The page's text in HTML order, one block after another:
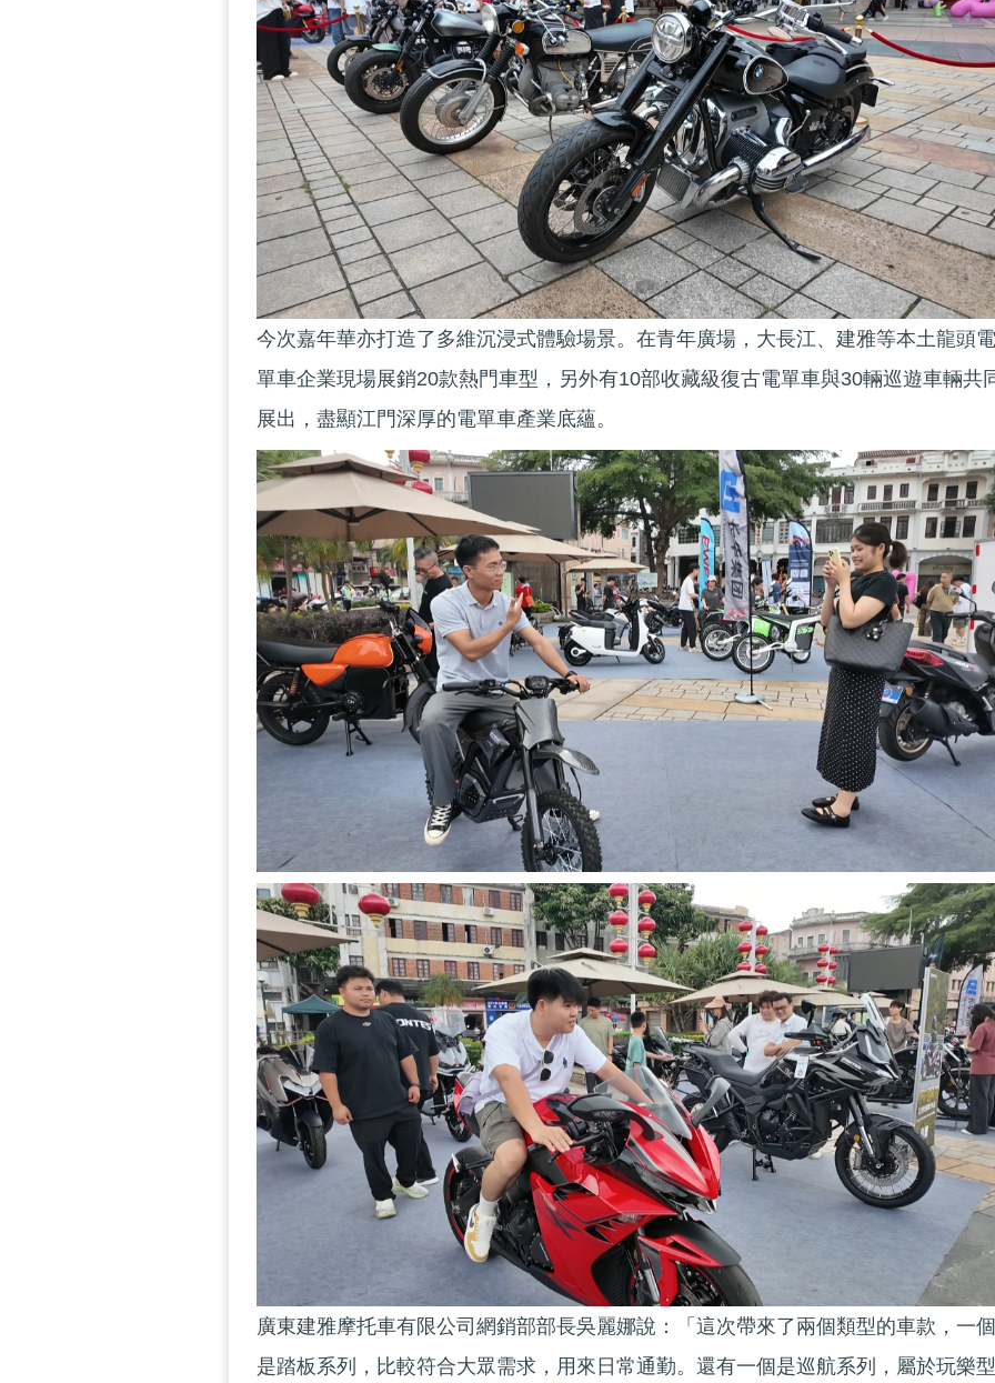
今次嘉年華亦打造了多維沉浸式體驗場景。在青年廣場，大長江、建雅等本土龍頭電
單車企業現場展銷20款熱門車型，另外有10部收藏級復古電單車與30輛巡遊車輛共
展出，盡顯江門深厚的電單車產業底蘊。
廣東建雅摩托車有限公司網銷部部長吳麗娜說：「這次帶來了兩個類型的車款，一個
是踏板系列，比較符合大眾需求，用來日常通勤。還有一個是巡航系列，屬於玩樂型